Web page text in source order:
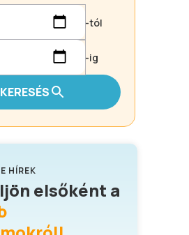
-tól
-ig
KERESÉS
HÍREK
elsőként a